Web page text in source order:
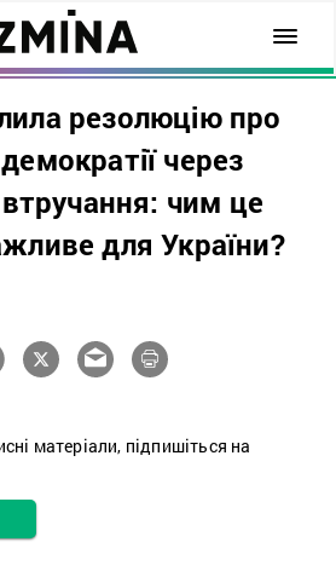
резолюцію про
через
чим це
для України?
матеріали, підпишіться на